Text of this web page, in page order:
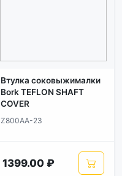
Втулка соковыжималки
Bork TEFLON SHAFT
COVER
Z800AA-23
1399.00 ₽